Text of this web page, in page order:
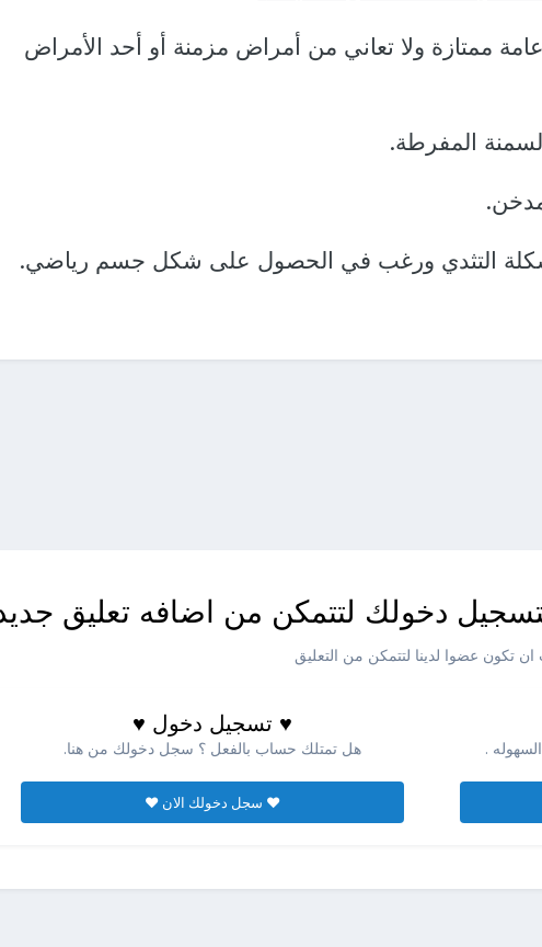
ممتازة ولا تعاني من أمراض مزمنة أو أحد الأمراض
المفرطة.
التثدي ورغب في الحصول على شكل جسم رياضي.
دخولك لتتمكن من اضافه تعليق
تكون عضوا لدينا لتتمكن من التعليق
.
♥ تسجيل دخول ♥
هل تمتلك حساب بالفعل ؟ سجل دخولك من هنا.
♥ سجل دخولك الان ♥